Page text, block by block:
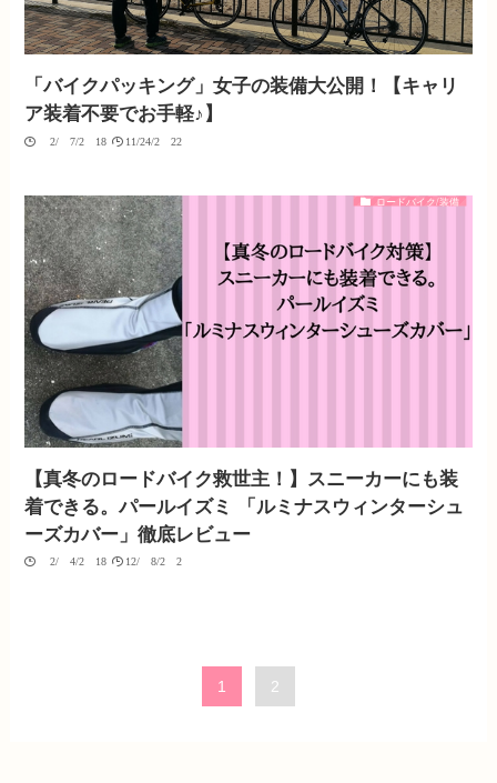
「バイクパッキング」女子の装備大公開！【キャリ
ア装着不要でお手軽♪】
02/07/2018 11/24/2022
ロードバイク/装備
【真冬のロードバイク救世主！】スニーカーにも装
着できる。パールイズミ 「ルミナスウィンターシュ
ーズカバー」徹底レビュー
02/04/2018 12/08/2020
1 2